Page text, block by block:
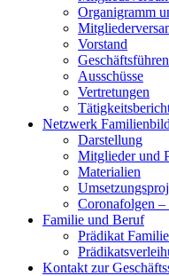
Organigramm
Vorstand
Ausschüsse
Vertretungen
Netzwerk
Darstellung
Mitglieder und
Materialien
Coronafolgen –
Familie und Beruf
Prädikat
Kontakt zur